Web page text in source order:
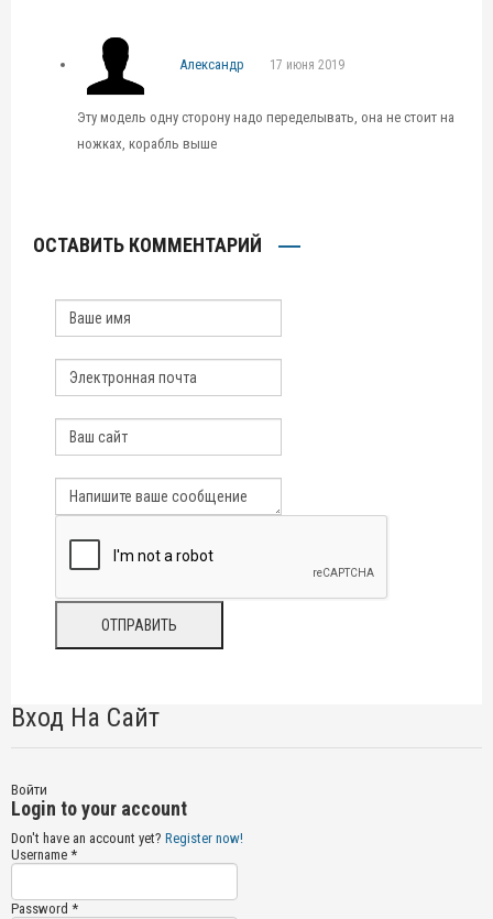
Александр 17 июня 2019
Эту модель одну сторону надо переделывать, она не стоит на
ножках, корабль выше
ОСТАВИТЬ КОММЕНТАРИЙ
Вход На Сайт
Войти
Login to your account
Don't have an account yet? Register now!
Username *
Password *